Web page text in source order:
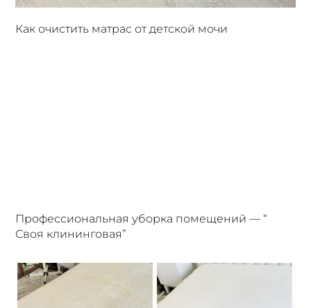
Как очистить матрас от детской мочи
Профессиональная уборка помещений — “
Своя клининговая”